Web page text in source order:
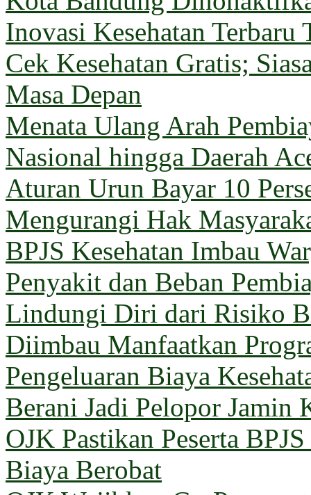
Inovasi Kesehatan
Cek Kesehatan Gratis;
Masa Depan
Menata Ulang Arah
Nasional hingga Daerah
Aturan Urun Bayar 10
Mengurangi Hak
BPJS Kesehatan Imbau
Penyakit dan Beban
Lindungi Diri dari Risiko
Diimbau Manfaatkan
Pengeluaran Biaya
Berani Jadi Pelopor Jamin
OJK Pastikan Peserta
Biaya Berobat